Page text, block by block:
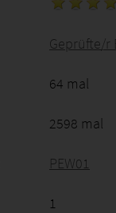
Geprüfte/r
64 mal
2598 mal
PEW01
1